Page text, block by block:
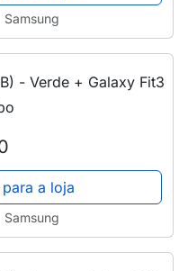
Samsung
- Verde + Galaxy Fit3
para a loja
Samsung